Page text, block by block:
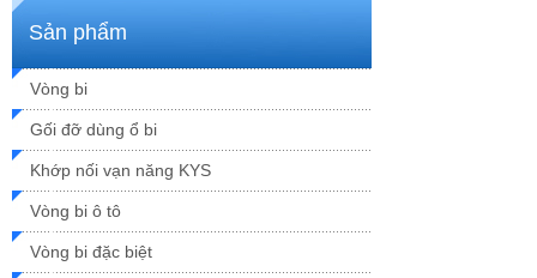
Thông số kỹ thuật
Xem chi tiết
Sản phẩm
Vòng bi
Gối đỡ dùng ổ bi
Khớp nối vạn năng KYS
Vòng bi ô tô
Vòng bi đặc biệt